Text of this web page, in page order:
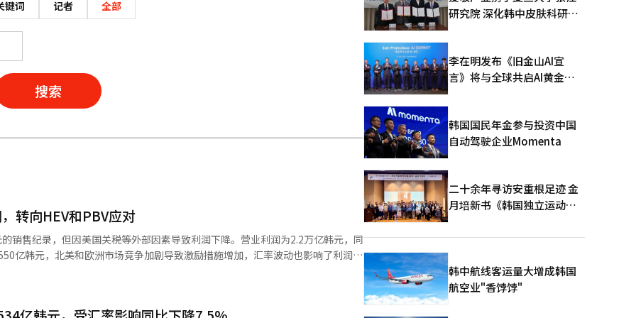
键词 记者 全部
搜索
转向HEV和PBV应对
销售纪录，但因美国关税等外部因素导致利润下降。营业利润为2.2万亿韩元，同
亿韩元，北美和欧洲市场竞争加剧导致激励措施增加，汇率波动也影响了利润。
研究院 深化韩中皮肤科研合
李在明发布《旧金山AI宣
言》将与全球共启AI黄金时
韩国国民年金参与投资中国
自动驾驶企业Momenta
二十余年寻访安重根足迹 金
月培新书《韩国独立运动圣
版
韩中航线客运量大增成韩国
航空业"香饽饽"